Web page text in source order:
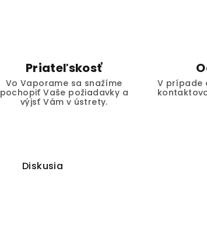
Priateľskosť
Vo Vaporame sa snažíme
pochopiť Vaše požiadavky a
výjsť Vám v ústrety.
V prípade
Diskusia